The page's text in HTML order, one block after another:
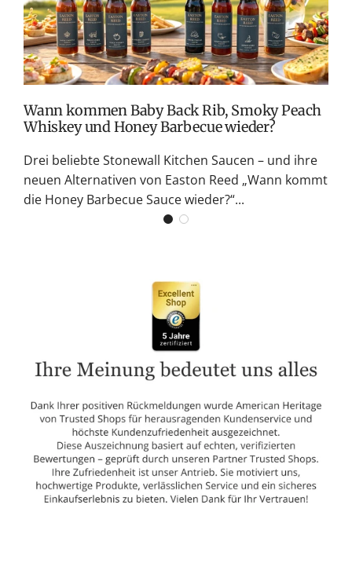
Wann kommen Baby Back Rib, Smoky Peach
Whiskey und Honey Barbecue wieder?
Drei beliebte Stonewall Kitchen Saucen – und ihre
neuen Alternativen von Easton Reed „Wann kommt
die Honey Barbecue Sauce wieder?“...